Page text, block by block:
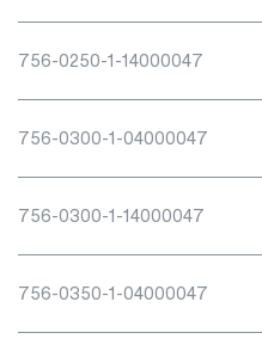
756-0250-1-14000047
756-0300-1-04000047
756-0300-1-14000047
756-0350-1-04000047